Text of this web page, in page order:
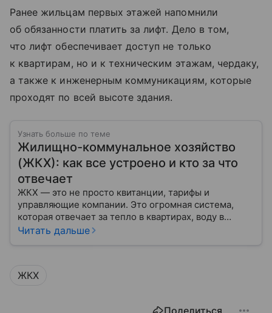
Ранее жильцам первых этажей напомнили
об обязанности платить за лифт. Дело в том,
что лифт обеспечивает доступ не только
к квартирам, но и к техническим этажам, чердаку,
а также к инженерным коммуникациям, которые
проходят по всей высоте здания.
Узнать больше по теме
Жилищно-коммунальное хозяйство
(ЖКХ): как все устроено и кто за что
отвечает
ЖКХ — это не просто квитанции, тарифы и
управляющие компании. Это огромная система,
которая отвечает за тепло в квартирах, воду в
кране, освещение улиц и чистоту во дворах.
Читать дальше
ЖКХ
Поделиться